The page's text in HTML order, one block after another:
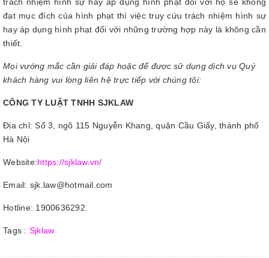
đạt mục đích của hình phạt thì việc truy cứu trách nhiệm hình sự
hay áp dụng hình phạt đối với những trường hợp này là không cần
thiết.
Mọi vướng mắc cần giải đáp hoặc để được sử dụng dịch vụ Quý
khách hàng vui lòng liên hệ trực tiếp với chúng tôi:
CÔNG TY LUẬT TNHH SJKLAW
Địa chỉ: Số 3, ngõ 115 Nguyễn Khang, quận Cầu Giấy, thành phố
Hà Nội
Website:https://sjklaw.vn/
Email: sjk.law@hotmail.com
Hotline: 1900636292.
Tags : Sjklaw